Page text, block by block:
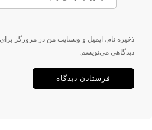
ذخیره نام، ایمیل و وبسایت من در مرورگر
دیدگاهی می‌نویسم.